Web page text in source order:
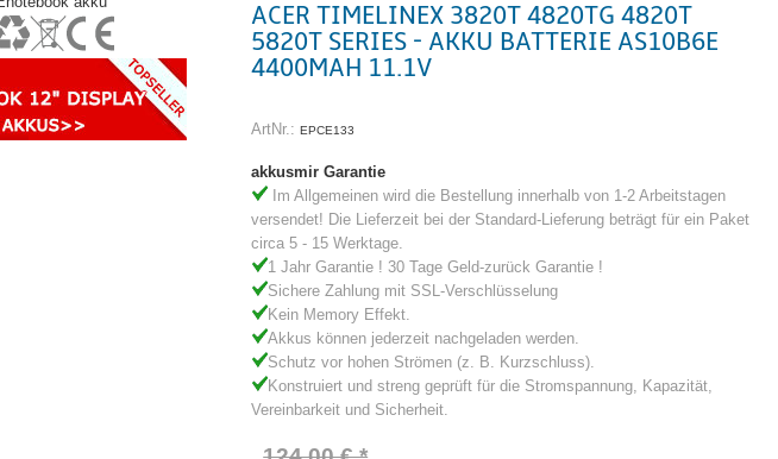
ACER TIMELINEX 3820T 4820TG 4820T
5820T SERIES - AKKU BATTERIE AS10B6E
4400MAH 11.1V
ArtNr.:EPCE133
akkusmir Garantie
Im Allgemeinen wird die Bestellung innerhalb von 1-2 Arbeitstagen
versendet! Die Lieferzeit bei der Standard-Lieferung beträgt für ein Paket
circa 5 - 15 Werktage.
1 Jahr Garantie ! 30 Tage Geld-zurück Garantie !
Sichere Zahlung mit SSL-Verschlüsselung
Kein Memory Effekt.
Akkus können jederzeit nachgeladen werden.
Schutz vor hohen Strömen (z. B. Kurzschluss).
Konstruiert und streng geprüft für die Stromspannung, Kapazität,
Vereinbarkeit und Sicherheit.